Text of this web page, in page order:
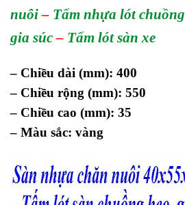
nuôi – Tấm nhựa lót chuồng
gia súc– Tấm lót sàn xe
– Chiều dài (mm): 400
– Chiều rộng (mm): 550
– Chiều cao (mm): 35
– Màu sắc: vàng